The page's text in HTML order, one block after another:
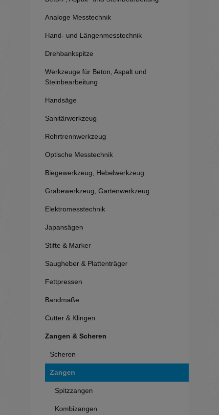
Analoge Messtechnik
Hand- und Längenmesstechnik
Drehbankspitze
Werkzeuge für Beton, Aspalt und
Steinbearbeitung
Handsäge
Sanitärwerkzeug
Rohrtrennwerkzeug
Optische Messtechnik
Biegewerkzeug, Hebelwerkzeug
Grabewerkzeug, Gartenwerkzeug
Elektromesstechnik
Japansägen
Stifte & Marker
Saugheber & Plattenträger
Fettpressen
Bandmaße
Cutter & Klingen
Zangen & Scheren
Scheren
Zangen
Spitzzangen
Kombizangen